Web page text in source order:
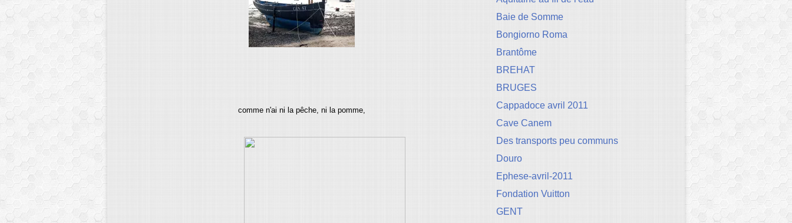
comme n'ai ni la pêche, ni la pomme,
Baie de Somme
Bongiorno Roma
Brantôme
BREHAT
BRUGES
Cappadoce avril 2011
Cave Canem
Des transports peu communs
Douro
Ephese-avril-2011
Fondation Vuitton
GENT